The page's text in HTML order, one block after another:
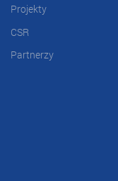
Projekty
CSR
Partnerzy